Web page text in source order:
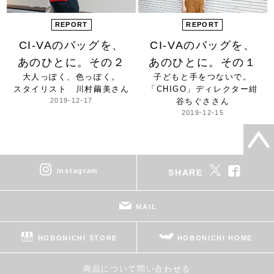
REPORT
CI-VAのバッグを、
あのひとに。その２
大人っぽく、色っぽく。
スタイリスト 川村繭美さん
2019-12-17
REPORT
CI-VAのバッグを、
あのひとに。その１
子どもと手をつないで。
「CHIGO」ディレクター紺
谷ちぐささん
2019-12-15
instagram SHARE
MAIL
HOBONICHI STORE HOBONICHI HOME
商品について問い合わせる